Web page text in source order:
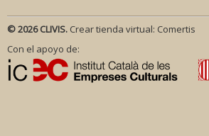
© 2026 CLIVIS. Crear tienda virtual: Comertis
Con el apoyo de: